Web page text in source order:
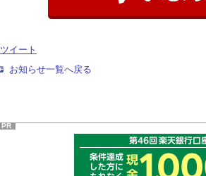
ツイート
お知らせ一覧へ戻る
PR